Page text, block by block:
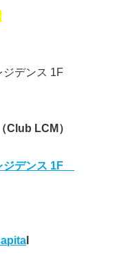
ジデンス 1F
Club LCM）
ジデンス 1F